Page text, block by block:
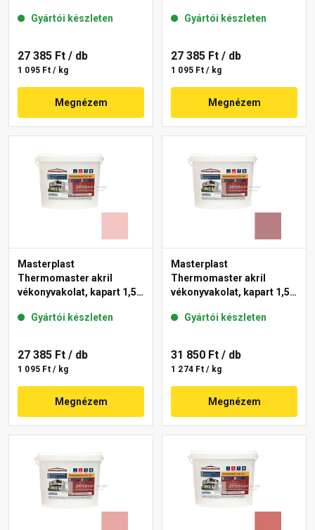
25-D 25 kg
Gyártói készleten
27 385 Ft / db
1 095 Ft / kg
Megnézem
Gyártói készleten
27 385 Ft / db
1 095 Ft / kg
Megnézem
Masterplast
Thermomaster akril
vékonyvakolat, kapart 1,5
Gyártói készleten
27 385 Ft / db
1 095 Ft / kg
Megnézem
Masterplast
Thermomaster akril
vékonyvakolat, kapart 1,5
Gyártói készleten
31 850 Ft / db
1 274 Ft / kg
Megnézem